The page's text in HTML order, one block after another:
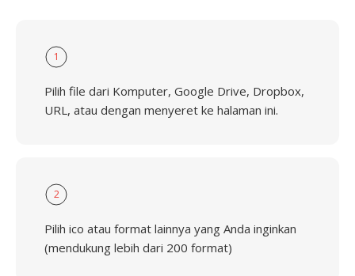
1
Pilih file dari Komputer, Google Drive, Dropbox,
URL, atau dengan menyeret ke halaman ini.
2
Pilih ico atau format lainnya yang Anda inginkan
(mendukung lebih dari 200 format)